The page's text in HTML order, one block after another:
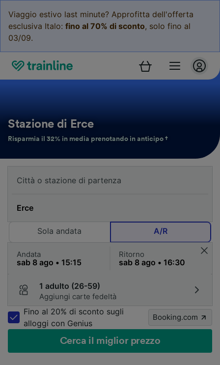
Viaggio estivo last minute? Approfitta dell'offerta
esclusiva Italo: fino al 70% di sconto, solo fino al
03/09.
Stazione di Erce
Risparmia il 32% in media prenotando in anticipo †
Sola andata A/R
Andata Ritorno
1 adulto (26-59)
Aggiungi carte fedeltà
Fino al 20% di sconto sugli
alloggi con Genius
Booking.com
Cerca il miglior prezzo